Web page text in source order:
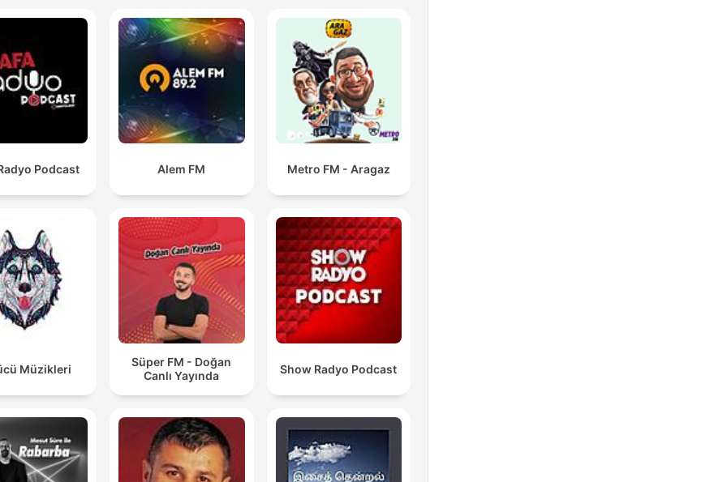
Podcast Alem FM Metro FM - Aragaz
Müzikleri
Süper FM - Doğan
Canlı Yayında
Show Radyo Podcast